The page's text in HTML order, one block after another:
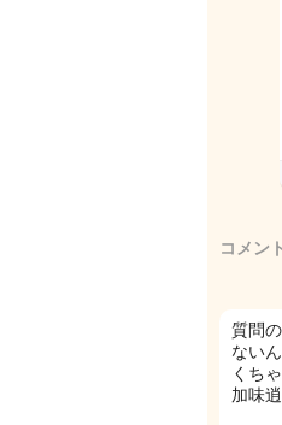
コメント
質問
ない
くち
加味